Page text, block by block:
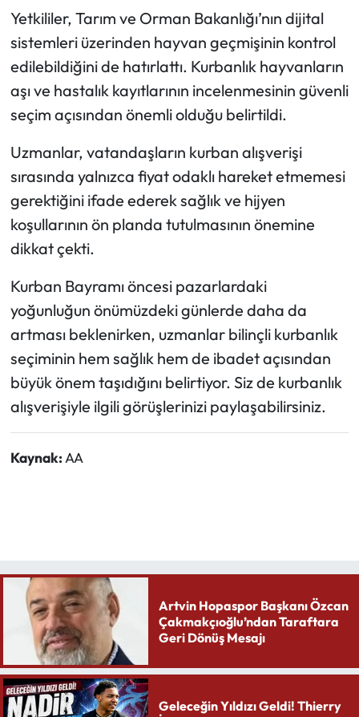
Yetkililer, Tarım ve Orman Bakanlığı’nın dijital
sistemleri üzerinden hayvan geçmişinin kontrol
edilebildiğini de hatırlattı. Kurbanlık hayvanların
aşı ve hastalık kayıtlarının incelenmesinin güvenli
seçim açısından önemli olduğu belirtildi.
Uzmanlar, vatandaşların kurban alışverişi
sırasında yalnızca fiyat odaklı hareket etmemesi
gerektiğini ifade ederek sağlık ve hijyen
koşullarının ön planda tutulmasının önemine
dikkat çekti.
Kurban Bayramı öncesi pazarlardaki
yoğunluğun önümüzdeki günlerde daha da
artması beklenirken, uzmanlar bilinçli kurbanlık
seçiminin hem sağlık hem de ibadet açısından
büyük önem taşıdığını belirtiyor. Siz de kurbanlık
alışverişiyle ilgili görüşlerinizi paylaşabilirsiniz.
Kaynak:AA
Artvin Hopaspor Başkanı Özcan
Çakmakçıoğlu’ndan Taraftara
Geri Dönüş Mesajı
Geleceğin Yıldızı Geldi! Thierry